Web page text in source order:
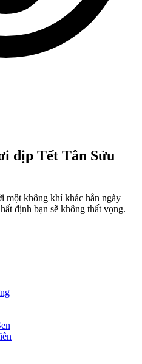
dịp Tết Tân Sửu
một không khí khác hẳn ngày
định bạn sẽ không thất vọng.